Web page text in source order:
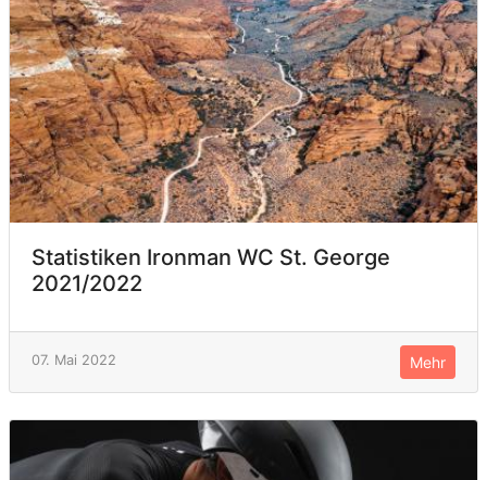
Statistiken Ironman WC St. George
2021/2022
07. Mai 2022 Mehr